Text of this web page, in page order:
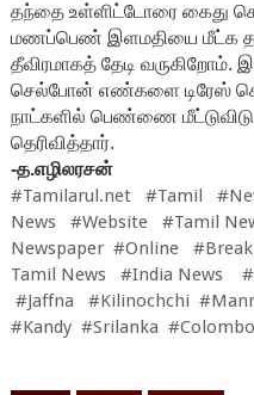
தந்தை உள்ளிட்டோரை கைது
மணப்பெண் இளமதியை மீட்க
தீவிரமாகத் தேடி வருகிறோம்.
செல்போன் எண்களை டிரேஸ்
நாட்களில் பெண்ணை
தெரிவித்தார்.
-த.எழிலரசன்
#Tamilarul.net #Tamil
News #Website #Tamil
Newspaper #Online
Tamil News #India News
#Jaffna #Kilinochchi
#Kandy #Srilanka #Colombo